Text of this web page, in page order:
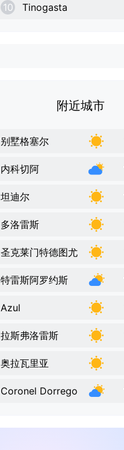
10 Tinogasta
附近城市
别墅格塞尔
内科切阿
坦迪尔
多洛雷斯
圣克莱门特德图尤
特雷斯阿罗约斯
Azul
拉斯弗洛雷斯
奥拉瓦里亚
Coronel Dorrego